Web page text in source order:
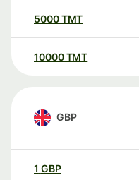
5000TMT
10000 TMT
GBP
1 GBP